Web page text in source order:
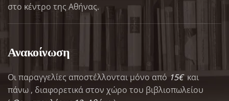
στο κέντρο της Αθήνας.
Ανακοίνωση
Οι παραγγελίες αποστέλλονται μόνο από 15€και
πάνω , διαφορετικά στον χώρο του βιβλιοπωλείου